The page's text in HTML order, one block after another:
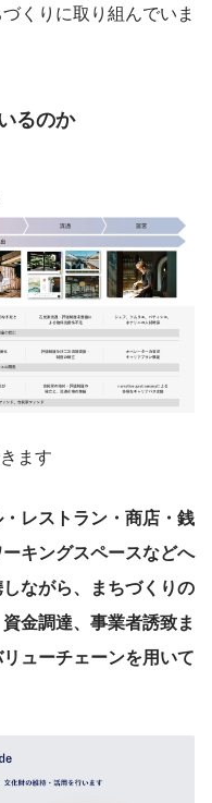
くりに取り組んでいま
るのか
ます
レストラン・商店・銭
キングスペースなどへ
ながら、まちづくりの
金調達、事業者誘致ま
ューチェーンを用いて